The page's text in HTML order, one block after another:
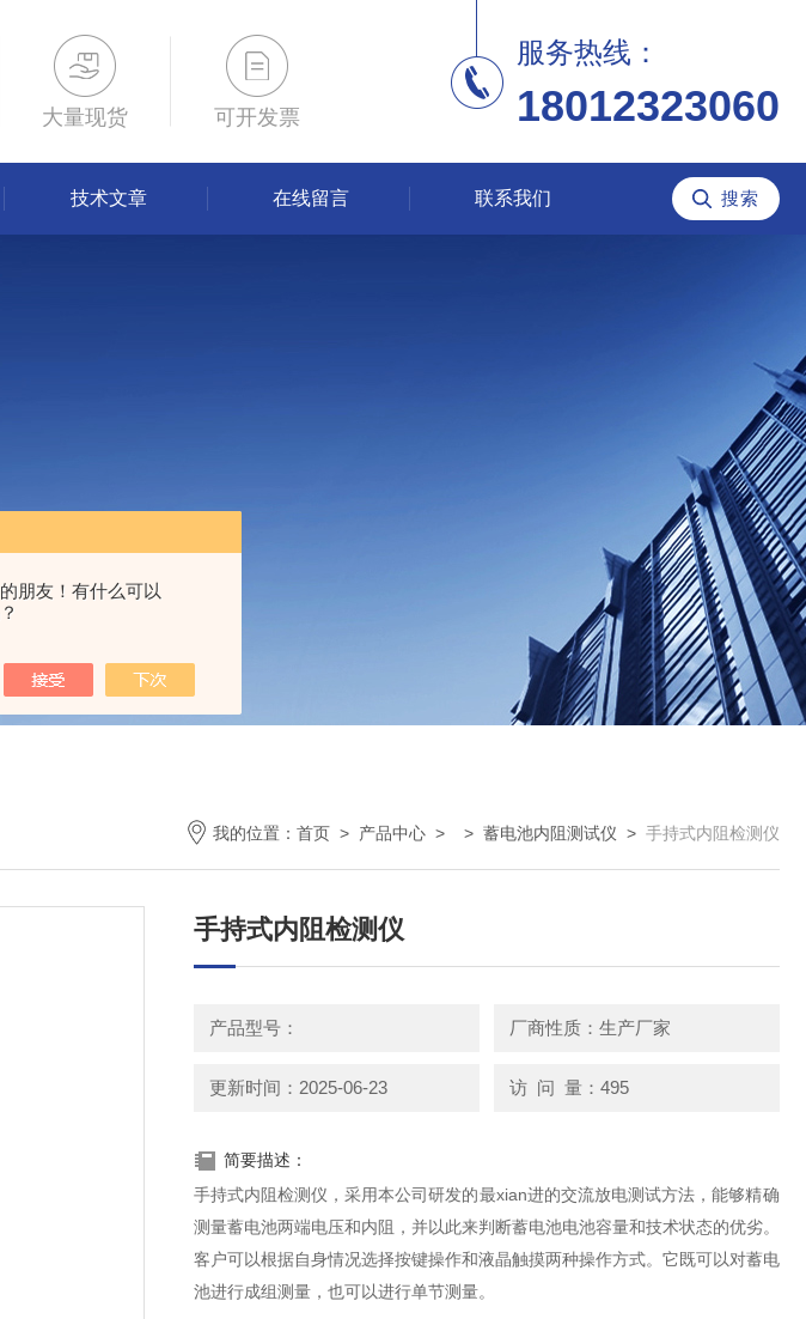
朋友！有什么可以
大量现货 可开发票
服务热线：
18012323060
技术文章 在线留言 联系我们
我的位置： 首页 > 产品中心 > > 蓄电池内阻测试仪 > 手持式内阻检测仪
手持式内阻检测仪
产品型号： 厂商性质：生产厂家
更新时间：2025-06-23 访 问 量：495
简要描述：
手持式内阻检测仪，采用本公司研发的最xian进的交流放电测试方法，能够精确
测量蓄电池两端电压和内阻，并以此来判断蓄电池电池容量和技术状态的优劣。
客户可以根据自身情况选择按键操作和液晶触摸两种操作方式。它既可以对蓄电
池进行成组测量，也可以进行单节测量。